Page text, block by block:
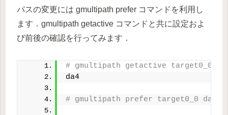
パスの変更には gmultipath prefer コマンドを利用し
ます．gmultipath getactive コマンドと共に設定およ
び前後の確認を行ってみます．
# gmultipath getactive target0_0
da4
# gmultipath prefer target0_0 da7